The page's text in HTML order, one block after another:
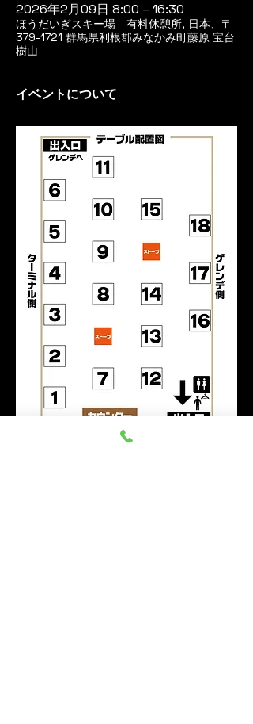
2026年2月09日 8:00 – 16:30
ほうだいぎスキー場 有料休憩所, 日本、〒
379-1721 群馬県利根郡みなかみ町藤原 宝台
樹山
イベントについて